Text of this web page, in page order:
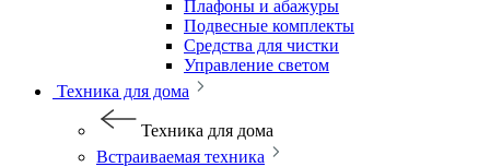
Плафоны и абажуры
Подвесные комплекты
Средства для чистки
Управление светом
Техника для дома
Техника для дома
Встраиваемая техника